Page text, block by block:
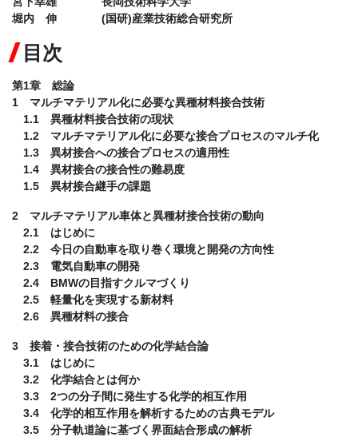
堀内 伸 (国研)産業技術総合研究所
目次
第1章 総論
1 マルチマテリアル化に必要な異種材料接合技術
1.1 異種材料接合技術の現状
1.2 マルチマテリアル化に必要な接合プロセスのマルチ化
1.3 異材接合への接合プロセスの適用性
1.4 異材接合の接合性の難易度
1.5 異材接合継手の課題
2 マルチマテリアル車体と異種材接合技術の動向
2.1 はじめに
2.2 今日の自動車を取り巻く環境と開発の方向性
2.3 電気自動車の開発
2.4 BMWの目指すクルマづくり
2.5 軽量化を実現する新材料
2.6 異種材料の接合
3 接着・接合技術のための化学結合論
3.1 はじめに
3.2 化学結合とは何か
3.3 2つの分子間に発生する化学的相互作用
3.4 化学的相互作用を解析するための古典モデル
3.5 分子軌道論に基づく界面結合形成の解析